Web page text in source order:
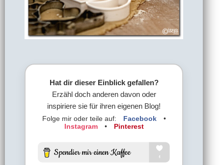
Hat dir dieser Einblick gefallen?
Erzähl doch anderen davon oder
inspiriere sie für ihren eigenen Blog!
Folge mir oder teile auf: Facebook
•
Instagram
• Pinterest